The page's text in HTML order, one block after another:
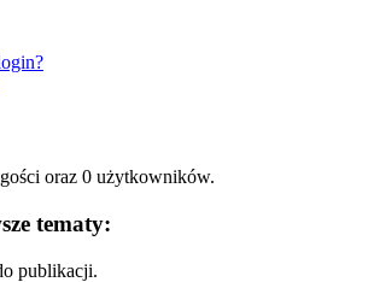
oraz 0 użytkowników.
tematy:
publikacji.